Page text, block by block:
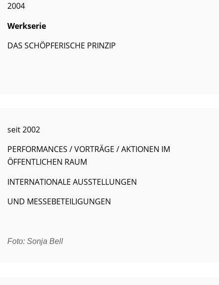
2004
Werkserie
DAS SCHÖPFERISCHE PRINZIP
Foto: Sonja Bell
seit 2002
PERFORMANCES / VORTRÄGE / AKTIONEN IM
ÖFFENTLICHEN RAUM
INTERNATIONALE AUSSTELLUNGEN
UND MESSEBETEILIGUNGEN